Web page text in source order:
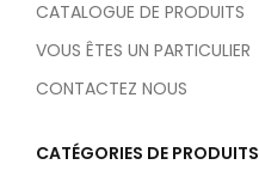
CATALOGUE DE PRODUITS
VOUS ÊTES UN PARTICULIER
CONTACTEZ NOUS
CATÉGORIES DE PRODUITS